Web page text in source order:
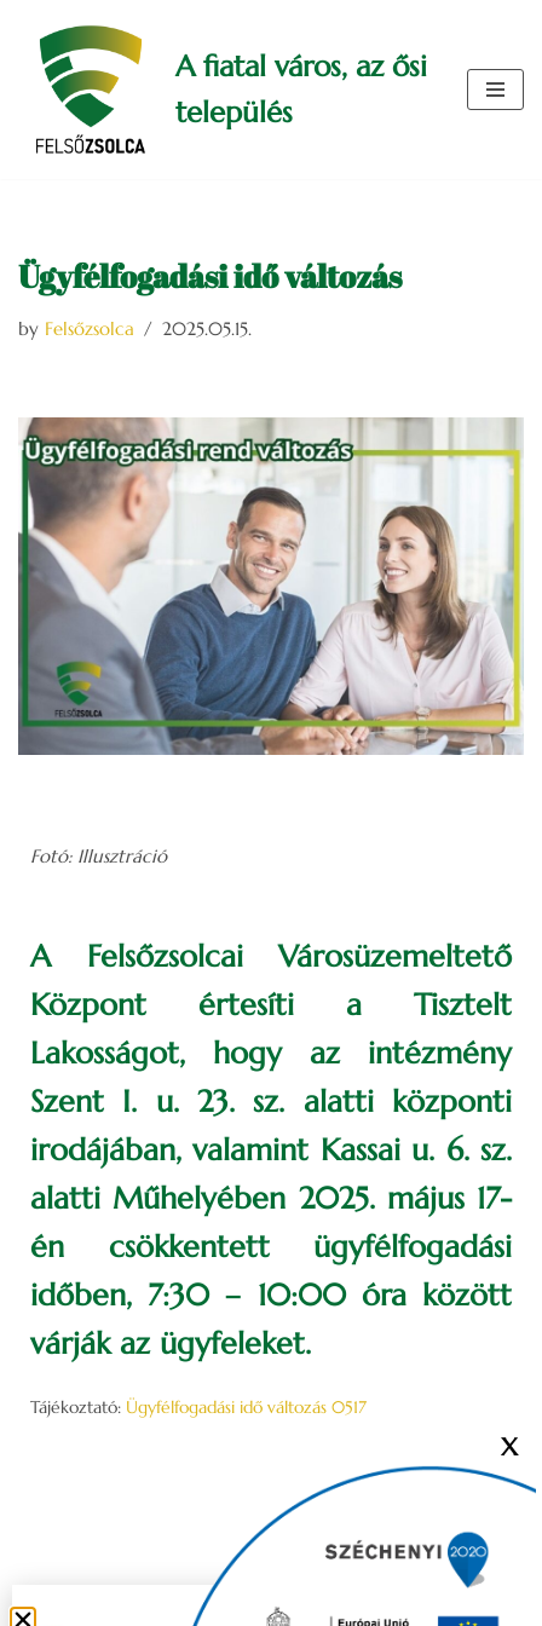
Skip
content
A fiatal város, az ősi
település
Ügyfélfogadási idő változás
by Felsőzsolca 2025.05.15.
Fotó: Illusztráció
A Felsőzsolcai Városüzemeltető
Központ értesíti a Tisztelt
Lakosságot, hogy az intézmény
Szent I. u. 23. sz. alatti központi
irodájában, valamint Kassai u. 6. sz.
alatti Műhelyében 2025. május 17-
én csökkentett ügyfélfogadási
időben, 7:30 – 10:00 óra között
várják az ügyfeleket.
Tájékoztató: Ügyfélfogadási idő változás 0517
X